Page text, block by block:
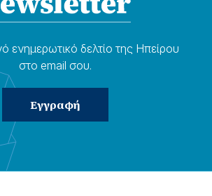
ενημερωτɩκό δελτίο της Ηπείρου
στο email σου.